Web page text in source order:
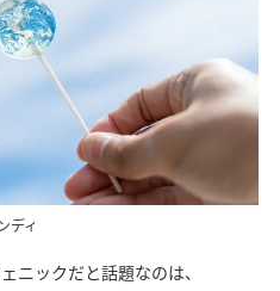
ディ
ニックだと話題なのは、